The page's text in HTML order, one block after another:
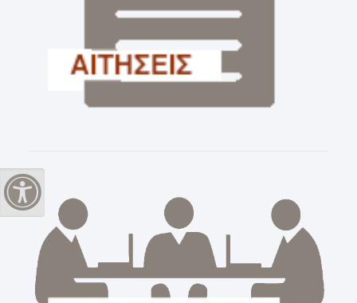
Εναλλαγή Υψηλής Αντίθεσης